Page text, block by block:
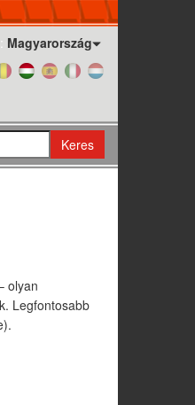
Magyarország
Keres
olyan
Legfontosabb